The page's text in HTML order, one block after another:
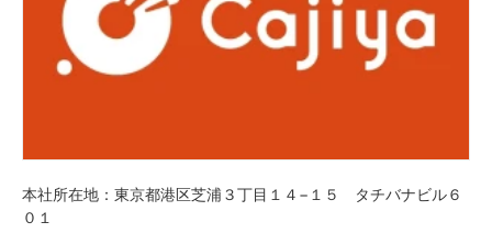
本社所在地：東京都港区芝浦３丁目１４−１５ タチバナビル６
０１